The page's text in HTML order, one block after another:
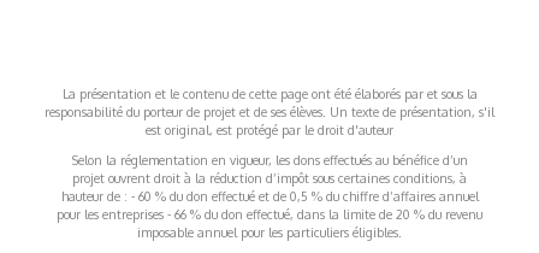
La présentation et le contenu de cette page ont été élaborés par et sous la
responsabilité du porteur de projet et de ses élèves. Un texte de présentation, s'il
est original, est protégé par le droit d'auteur
Selon la réglementation en vigueur, les dons effectués au bénéfice d’un
projet ouvrent droit à la réduction d’impôt sous certaines conditions, à
hauteur de : - 60 % du don effectué et de 0,5 % du chiffre d’affaires annuel
pour les entreprises - 66 % du don effectué, dans la limite de 20 % du revenu
imposable annuel pour les particuliers éligibles.